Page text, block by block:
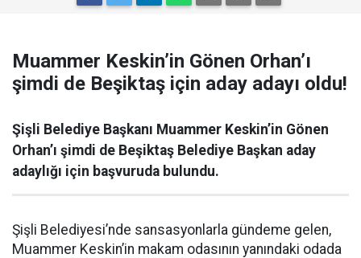
Muammer Keskin’in Gönen Orhan’ı
şimdi de Beşiktaş için aday adayı oldu!
Şişli Belediye Başkanı Muammer Keskin’in Gönen
Orhan’ı şimdi de Beşiktaş Belediye Başkan aday
adaylığı için başvuruda bulundu.
Şişli Belediyesi’nde sansasyonlarla gündeme gelen,
Muammer Keskin’in makam odasının yanındaki odada